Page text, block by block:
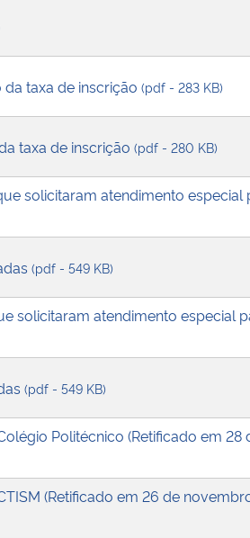
taxa de inscrição (pdf - 283 KB)
taxa de inscrição (pdf - 280 KB)
solicitaram atendimento
(pdf - 549 KB)
solicitaram atendimento especial
(pdf - 549 KB)
Politécnico (Retificado em
(Retificado em 26 de